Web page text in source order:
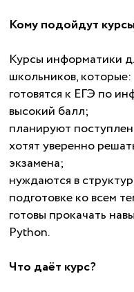
Кому подойдут
Курсы информатики
школьников, которые:
готовятся к ЕГЭ по
высокий балл;
планируют
хотят уверенно
экзамена;
нуждаются в
подготовке ко всем
готовы прокачать
Python.
Что даёт курс?